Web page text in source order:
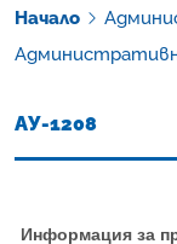
Начало
АУ-1208